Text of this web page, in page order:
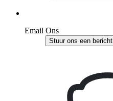
Email Ons
Stuur ons een bericht